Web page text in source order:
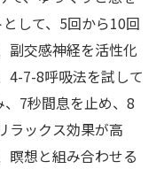
して、5回から10回
副交感神経を活性化
4-7-8呼吸法を試して
7秒間息を止め、8
ラックス効果が高
瞑想と組み合わせる